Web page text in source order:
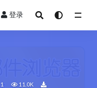
登录
1 11.0K